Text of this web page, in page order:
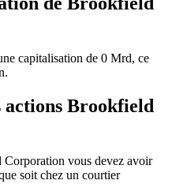
capitalisation de 0 Mrd, ce
actions Brookfield
Corporation vous devez avoir
soit chez un courtier